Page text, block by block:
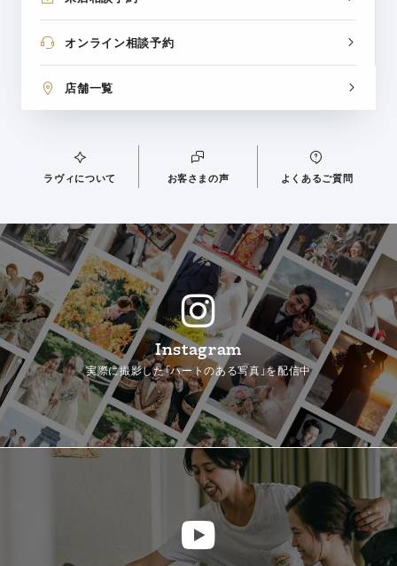
オンライン相談予約
店舗一覧
ラヴィについて お客さまの声 よくあるご質問
Instagram
実際に撮影した「ハートのある写真」を配信中